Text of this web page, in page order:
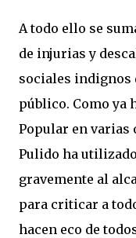
A todo ello se
de injurias y
sociales indignos
público. Como ya
Popular en varias
Pulido ha
gravemente al
para criticar a
hacen eco de